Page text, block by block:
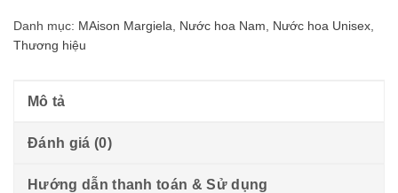
Danh mục: MAison Margiela Nước hoa Nam Nước hoa Unisex
Thương hiệu
Mô tả
Đánh giá (0)
Hướng dẫn thanh toán & Sử dụng